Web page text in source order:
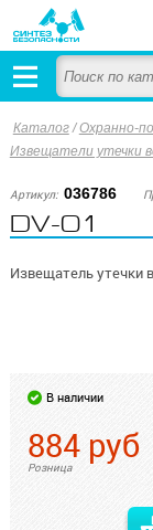
Каталог/Охранно-
Извещатели утечки
Артикул: 036786
DV-01
Извещатель утечки
В наличии
884 руб
Розница